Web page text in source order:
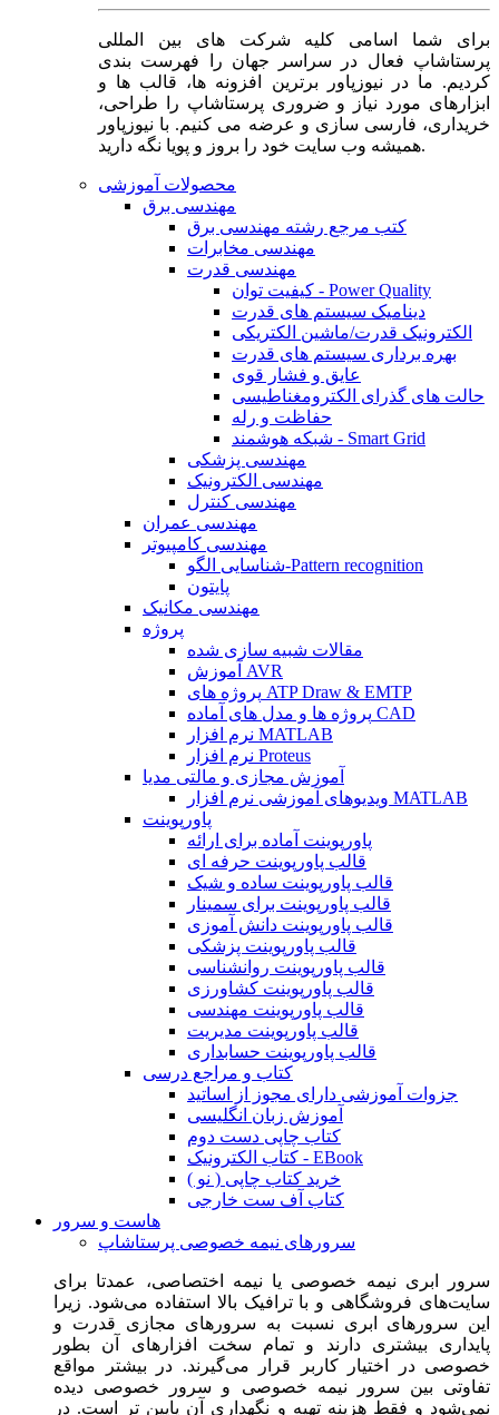
برای شما اسامی کلیه شرکت های بین المللی
پرستاشاپ فعال در سراسر جهان را فهرست بندی
کردیم. ما در نیوزپاور برترین افزونه ها، قالب ها و
ابزارهای مورد نیاز و ضروری پرستاشاپ را طراحی،
خریداری، فارسی سازی و عرضه می کنیم. با نیوزپاور
همیشه وب سایت خود را بروز و پویا نگه دارید.
محصولات آموزشی
مهندسی برق
کتب مرجع رشته مهندسی برق
مهندسی مخابرات
مهندسی قدرت
کیفیت توان - Power Quality
دینامیک سیستم های قدرت
الکترونیک قدرت/ماشین الکتریکی
بهره برداری سیستم های قدرت
عایق و فشار قوی
حالت های گذرای الکترومغناطیسی
حفاظت و رله
شبکه هوشمند - Smart Grid
مهندسی پزشکی
مهندسی الکترونیک
مهندسی کنترل
مهندسی عمران
مهندسی کامپیوتر
شناسایی الگو-Pattern recognition
پایتون
مهندسی مکانیک
پروژه
مقالات شبیه سازی شده
آموزش AVR
پروژه های ATP Draw & EMTP
پروژه ها و مدل های آماده CAD
نرم افزار MATLAB
نرم افزار Proteus
آموزش مجازی و مالتی مدیا
ویدیوهای آموزشی نرم افزار MATLAB
پاورپوینت
پاورپوینت آماده برای ارائه
قالب پاورپوینت حرفه ای
قالب پاورپوینت ساده و شیک
قالب پاورپوینت برای سمینار
قالب پاورپوینت دانش آموزی
قالب پاورپوینت پزشکی
قالب پاورپوینت روانشناسی
قالب پاورپوینت کشاورزی
قالب پاورپوینت مهندسی
قالب پاورپوینت مدیریت
قالب پاورپوینت حسابداری
کتاب و مراجع درسی
جزوات آموزشی دارای مجوز از اساتید
آموزش زبان انگلیسی
کتاب چاپی دست دوم
کتاب الکترونیک - EBook
خرید کتاب چاپی ( نو )
کتاب آف ست خارجی
هاست و سرور
سرورهای نیمه خصوصی پرستاشاپ
سرور ابری نیمه خصوصی یا نیمه اختصاصی، عمدتا برای
سایت‌های فروشگاهی و با ترافیک بالا استفاده می‌شود. زیرا
این سرورهای ابری نسبت به سرورهای مجازی قدرت و
پایداری بیشتری دارند و تمام سخت افزارهای آن بطور
خصوصی در اختیار کاربر قرار می‌گیرند. در بیشتر مواقع
تفاوتی بین سرور نیمه خصوصی و سرور خصوصی دیده
نمی‌شود و فقط هزینه تهیه و نگهداری آن پایین تر است. در